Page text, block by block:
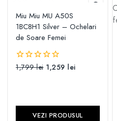
Miu Miu MU A50S
1BC8H1 Silver – Ochelari
de Soare Femei
0
1,799lei 1,259 lei
VEZI PRODUSUL